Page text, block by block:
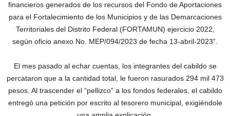
financieros generados de los recursos del Fondo de Aportaciones
para el Fortalecimiento de los Municipios y de las Demarcaciones
Territoriales del Distrito Federal (FORTAMUN) ejercicio 2022,
según oficio anexo No. MEP/094/2023 de fecha 13-abril-2023”.
El mes pasado al echar cuentas, los integrantes del cabildo se
percataron que a la cantidad total, le fueron rasurados 294 mil 473
pesos. Al trascender el “pellizco” a los fondos federales, el cabildo
entregó una petición por escrito al tesorero municipal, exigiéndole